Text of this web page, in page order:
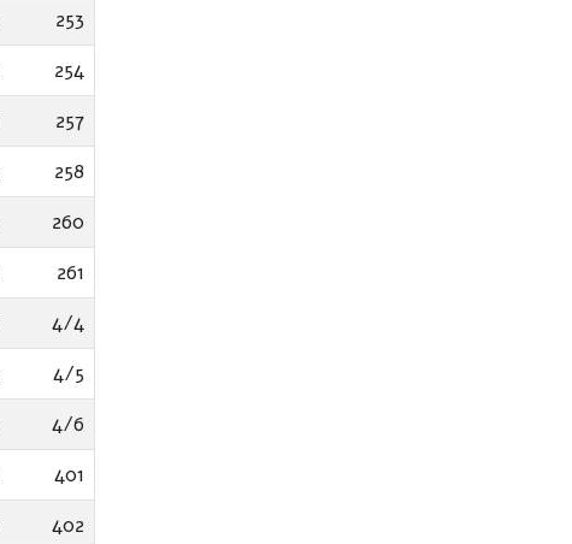
253
254
257
258
260
261
4/4
4/5
4/6
401
402